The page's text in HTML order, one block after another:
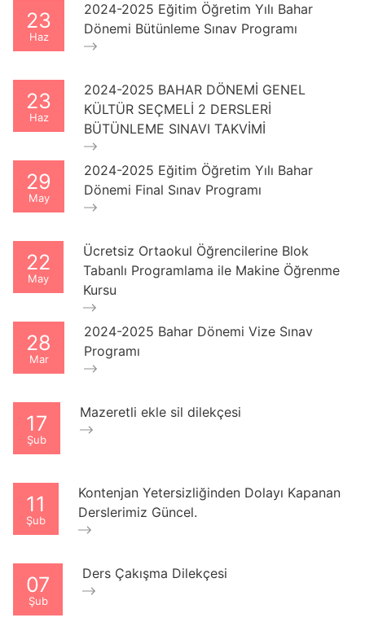
23
Haz
2024-2025 Eğitim Öğretim Yılı Bahar
Dönemi Bütünleme Sınav Programı
23
Haz
2024-2025 BAHAR DÖNEMİ GENEL
KÜLTÜR SEÇMELİ 2 DERSLERİ
BÜTÜNLEME SINAVI TAKVİMİ
29
May
2024-2025 Eğitim Öğretim Yılı Bahar
Dönemi Final Sınav Programı
22
May
Ücretsiz Ortaokul Öğrencilerine Blok
Tabanlı Programlama ile Makine Öğrenme
Kursu
28
Mar
2024-2025 Bahar Dönemi Vize Sınav
Programı
17
Şub
Mazeretli ekle sil dilekçesi
11
Şub
Kontenjan Yetersizliğinden Dolayı Kapanan
Derslerimiz Güncel.
07
Şub
Ders Çakışma Dilekçesi